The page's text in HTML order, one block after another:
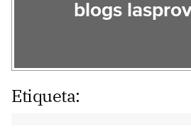
blogs
Etiqueta: